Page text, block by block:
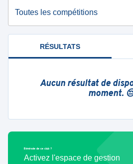
Toutes les compétitions
RÉSULTATS
Aucun résultat de
moment.
Bénévole de ce club ?
Activez l'espace de gestion